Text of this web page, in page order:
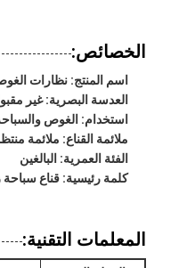
الخصائص:
اسم المنتج: نظارات
العدسة البصرية: غير
استخدام: الغوص
ملائمة القناع: ملائمة
الفئة العمرية: البالغين
كلمة رئيسية: قناع
المعلمات التقنية: